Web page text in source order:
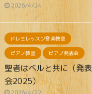
2026/4/24
ドレミレッスン音楽教室
ピアノ教室 ピアノ発表会
聖者はベルと共に（発表
会2025）
2026/4/22